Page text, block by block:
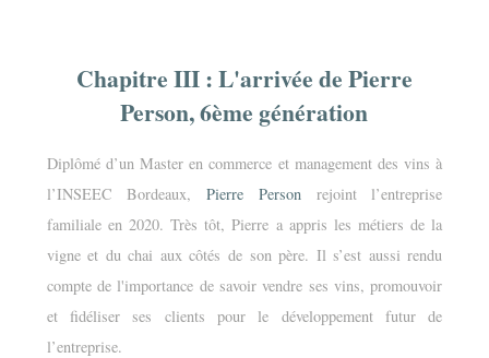
Chapitre III : L'arrivée de Pierre
Person, 6ème génération
Diplômé d’un Master en commerce et management des vins à
l’INSEEC Bordeaux,Pierre Personrejoint l’entreprise
familiale en 2020. Très tôt, Pierre a appris les métiers de la
vigne et du chai aux côtés de son père. Il s’est aussi rendu
compte de l'importance de savoir vendre ses vins, promouvoir
et fidéliser ses clients pour le développement futur de
l’entreprise.